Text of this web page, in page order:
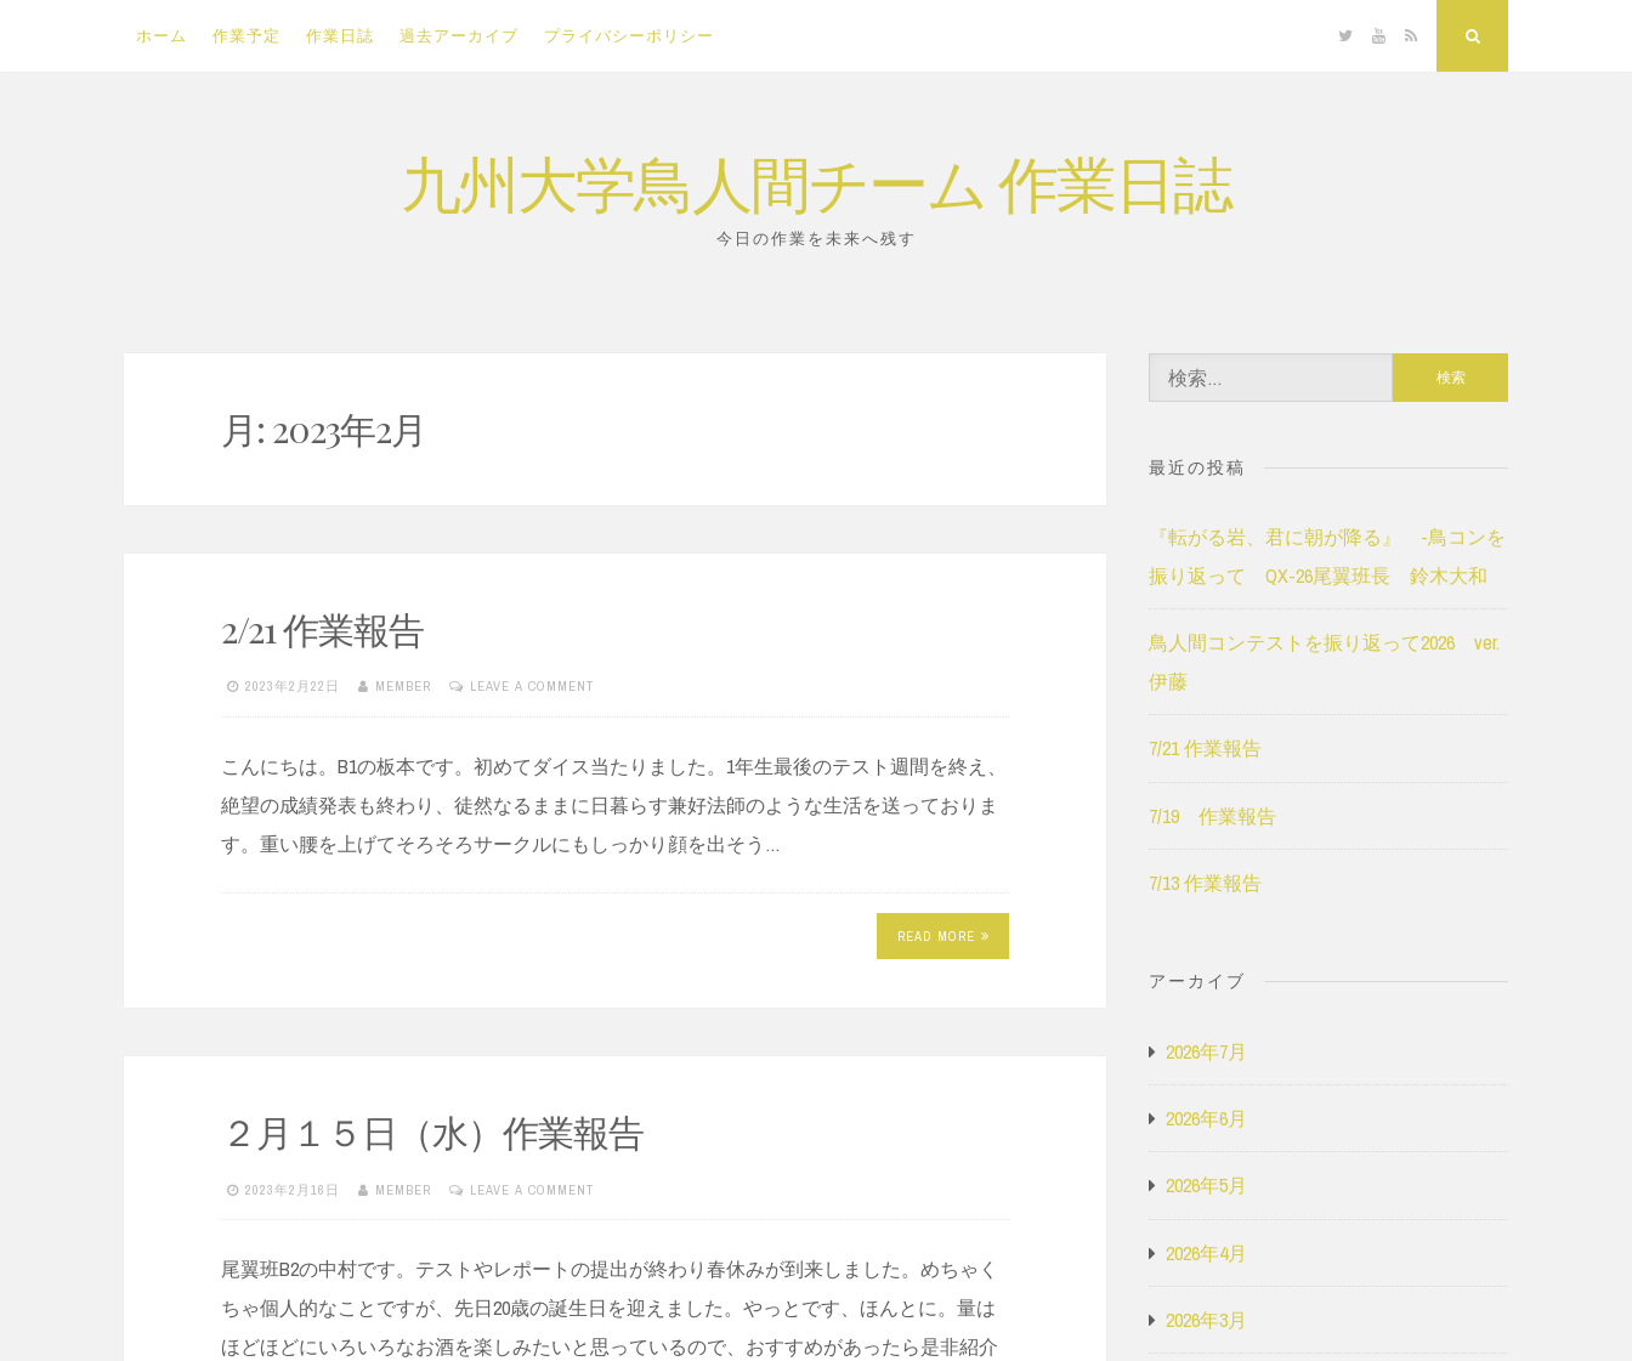
ホーム 作業予定 作業日誌 過去アーカイブ プライバシーポリシー TwitterYouTube
RSS
九州大学鳥人間チーム 作業日誌
今日の作業を未来へ残す
月: 2023年2月
2/21 作業報告
2023年2月22日 MEMBER LEAVE A COMMENT
こんにちは。B1の板本です。初めてダイス当たりました。1年生最後のテスト週間を終え、
絶望の成績発表も終わり、徒然なるままに日暮らす兼好法師のような生活を送っておりま
す。重い腰を上げてそろそろサークルにもしっかり顔を出そう…
READ MORE
２月１５日（水）作業報告
2023年2月16日 MEMBER LEAVE A COMMENT
尾翼班B2の中村です。テストやレポートの提出が終わり春休みが到来しました。めちゃく
ちゃ個人的なことですが、先日20歳の誕生日を迎えました。やっとです、ほんとに。量は
ほどほどにいろいろなお酒を楽しみたいと思っているので、おすすめがあったら是非紹介
索:
最近の投稿
『転がる岩、君に朝が降る』 -鳥コンを
振り返って QX-26尾翼班長 鈴木大和
鳥人間コンテストを振り返って2026 ver.
伊藤
7/21 作業報告
7/19 作業報告
7/13 作業報告
アーカイブ
2026年7月
2026年6月
2026年5月
2026年4月
2026年3月